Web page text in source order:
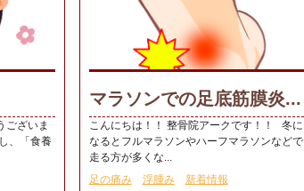
ございま
、「食養
マラソンでの足底筋膜炎...
こんにちは！！ 整骨院アークです！！ 冬に
なるとフルマラソンやハーフマラソンなどで
走る方が多くな...
足の痛み
浮腫み
新着情報